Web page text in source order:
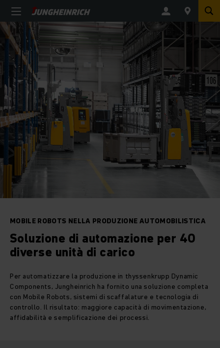
MOBILE ROBOTS NELLA PRODUZIONE AUTOMOBILISTICA
Soluzione di automazione per 40
diverse unità di carico
Per automatizzare la produzione in thyssenkrupp Dynamic
Components, Jungheinrich ha fornito una soluzione completa
con Mobile Robots, sistemi di scaffalature e tecnologia di
controllo. Il risultato: maggiore capacità di movimentazione,
affidabilità e semplificazione dei processi.